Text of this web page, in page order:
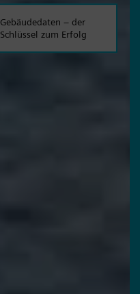
Gebäudedaten – der
Schlüssel zum Erfolg